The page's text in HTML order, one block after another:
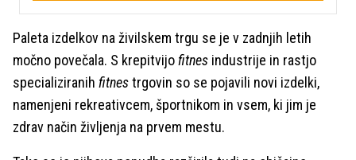
Paleta izdelkov na živilskem trgu se je v zadnjih letih
močno povečala. S krepitvijofitnes industrije in rastjo
specializiranih fitnestrgovin so se pojavili novi izdelki,
namenjeni rekreativcem, športnikom in vsem, ki jim je
zdrav način življenja na prvem mestu.